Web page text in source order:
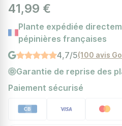
41,99 €
Plante expédiée
pépinières françaises
4,7/5(100 avis
Garantie de reprise des
Paiement sécurisé